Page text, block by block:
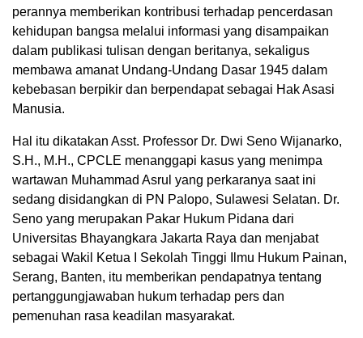
perannya memberikan kontribusi terhadap pencerdasan
kehidupan bangsa melalui informasi yang disampaikan
dalam publikasi tulisan dengan beritanya, sekaligus
membawa amanat Undang-Undang Dasar 1945 dalam
kebebasan berpikir dan berpendapat sebagai Hak Asasi
Manusia.
Hal itu dikatakan Asst. Professor Dr. Dwi Seno Wijanarko,
S.H., M.H., CPCLE menanggapi kasus yang menimpa
wartawan Muhammad Asrul yang perkaranya saat ini
sedang disidangkan di PN Palopo, Sulawesi Selatan. Dr.
Seno yang merupakan Pakar Hukum Pidana dari
Universitas Bhayangkara Jakarta Raya dan menjabat
sebagai Wakil Ketua I Sekolah Tinggi Ilmu Hukum Painan,
Serang, Banten, itu memberikan pendapatnya tentang
pertanggungjawaban hukum terhadap pers dan
pemenuhan rasa keadilan masyarakat.